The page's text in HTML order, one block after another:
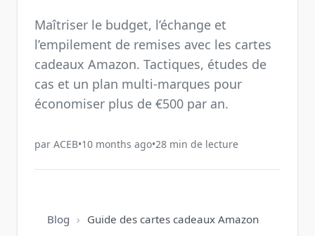
Maîtriser le budget, l’échange et
l’empilement de remises avec les cartes
cadeaux Amazon. Tactiques, études de
cas et un plan multi‑marques pour
économiser plus de €500 par an.
par ACEB•10 months ago•28 min de lecture
Blog › Guide des cartes cadeaux Amazon